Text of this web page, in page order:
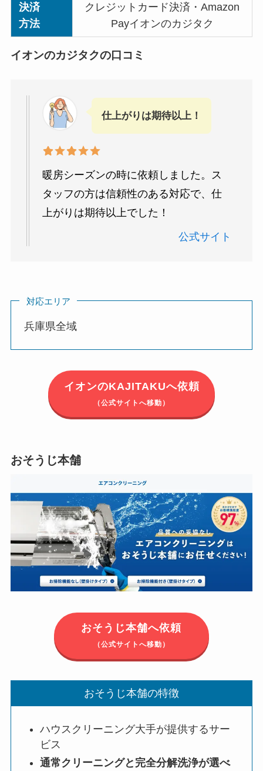
決済
方法
クレジットカード決済・Amazon
Payイオンのカジタク
イオンのカジタクの口コミ
仕上がりは期待以上！
暖房シーズンの時に依頼しました。ス
タッフの方は信頼性のある対応で、仕
上がりは期待以上でした！
公式サイト
対応エリア
兵庫県全域
イオンのKAJITAKUへ依頼
（公式サイトへ移動）
おそうじ本舗
おそうじ本舗へ依頼
（公式サイトへ移動）
おそうじ本舗の特徴
ハウスクリーニング大手が提供するサー
ビス
通常クリーニングと完全分解洗浄が選べ